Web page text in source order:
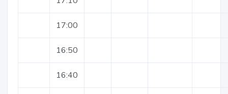
17:00
16:50
16:40